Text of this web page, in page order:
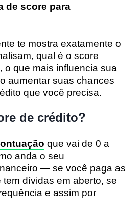
de score para
te mostra exatamente o
qual é o score
o que mais influencia sua
aumentar suas chances
que você precisa.
de crédito?
que vai de 0 a
anda o seu
— se você paga as
dívidas em aberto, se
e assim por